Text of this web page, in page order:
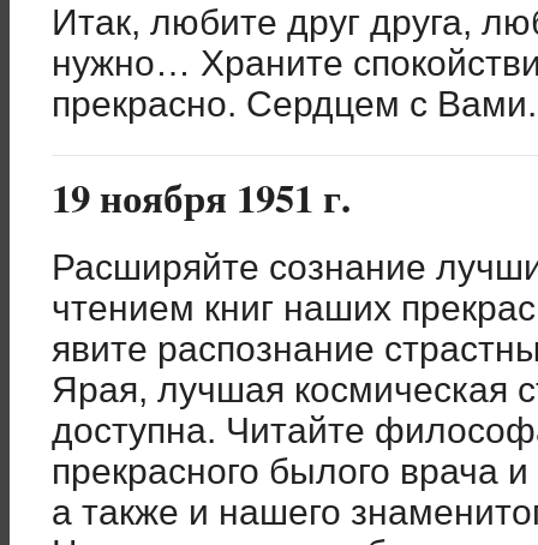
Итак, любите друг друга,
нужно… Храните
прекрасно. Сердцем с Вами.
19 ноября 1951 г.
Расширяйте сознание
чтением книг наших
явите распознание
Ярая, лучшая космическая
доступна. Читайте
прекрасного былого врача
а также и нашего